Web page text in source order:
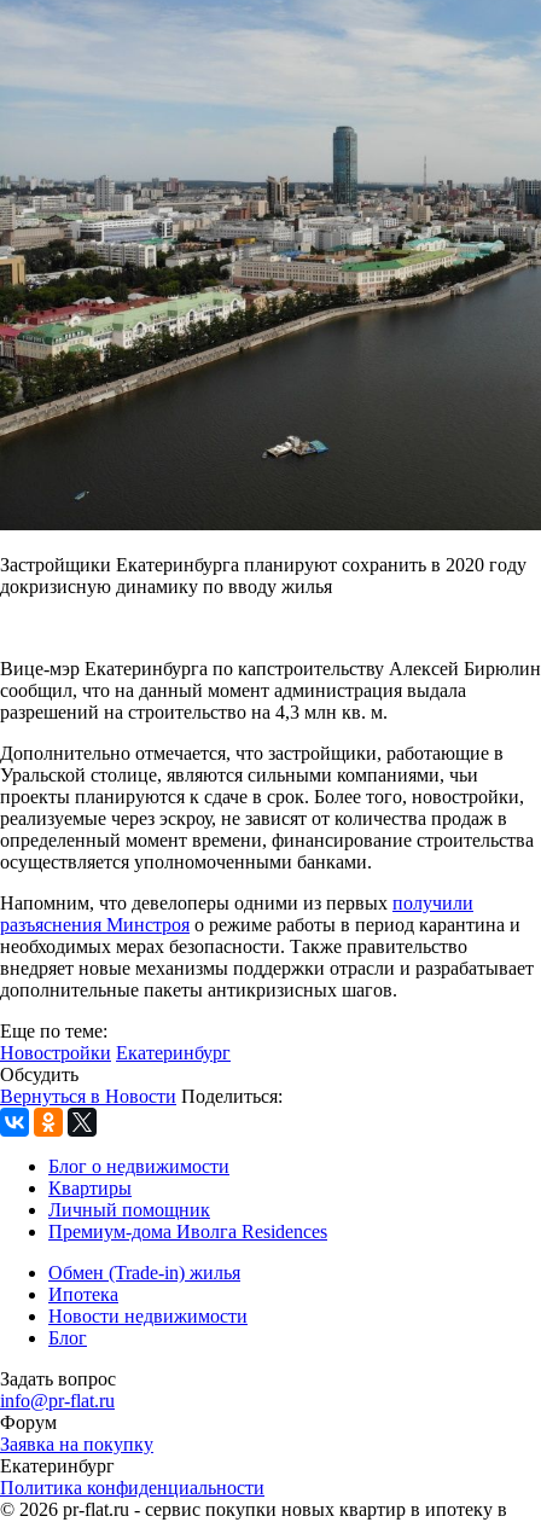
Застройщики Екатеринбурга планируют сохранить в 2020 году
докризисную динамику по вводу жилья
Вице-мэр Екатеринбурга по капстроительству Алексей Бирюлин
сообщил, что на данный момент администрация выдала
разрешений на строительство на 4,3 млн кв. м.
Дополнительно отмечается, что застройщики, работающие в
Уральской столице, являются сильными компаниями, чьи
проекты планируются к сдаче в срок. Более того, новостройки,
реализуемые через эскроу, не зависят от количества продаж в
определенный момент времени, финансирование строительства
осуществляется уполномоченными банками.
Напомним, что девелоперы одними из первых получили
разъяснения Минстроя о режиме работы в период карантина и
необходимых мерах безопасности. Также правительство
внедряет новые механизмы поддержки отрасли и разрабатывает
дополнительные пакеты антикризисных шагов.
Еще по теме:
Новостройки Екатеринбург
Обсудить
Вернуться в Новости Поделиться:
Блог о недвижимости
Квартиры
Личный помощник
Премиум-дома Иволга Residences
Обмен (Trade-in) жилья
Ипотека
Новости недвижимости
Блог
Задать вопрос
info@pr-flat.ru
Форум
Заявка на покупку
Екатеринбург
Политика конфиденциальности
© 2026 pr-flat.ru - сервис покупки новых квартир в ипотеку в